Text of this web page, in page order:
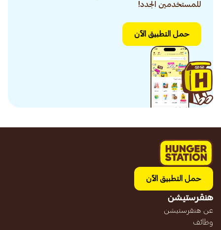
للمستخدمين الجدد!
حمل التطبيق الآن
حمل التطبيق الآن
هنقرستيشن
عن هنقرستيشن
وظائف